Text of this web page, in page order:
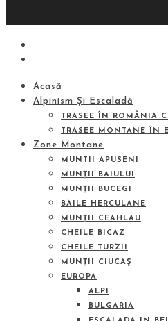
Acasă
Alpinism Și Escaladă
TRASEE ÎN ROMÂNIA
TRASEE MONTANE ÎN
Zone Montane
MUNTII APUSENI
MUNȚII BAIULUI
MUNȚII BUCEGI
BAILE HERCULANE
MUNȚII CEAHLAU
CHEILE BICAZ
CHEILE TURZII
MUNȚII CIUCAŞ
EUROPA
ALPI
BULGARIA